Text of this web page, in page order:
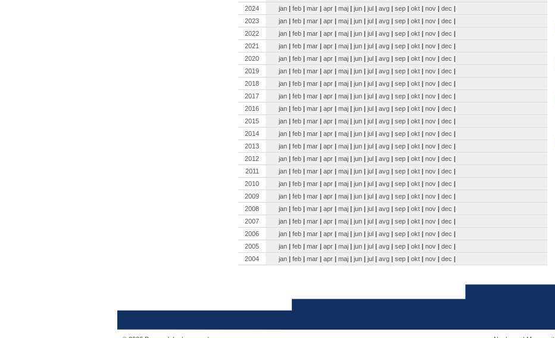
2024
jan | feb | mar | apr | maj | jun | jul | avg | sep | okt | nov | dec |
2023
jan | feb | mar | apr | maj | jun | jul | avg | sep | okt | nov | dec |
2022
jan | feb | mar | apr | maj | jun | jul | avg | sep | okt | nov | dec |
2021
jan | feb | mar | apr | maj | jun | jul | avg | sep | okt | nov | dec |
2020
jan | feb | mar | apr | maj | jun | jul | avg | sep | okt | nov | dec |
2019
jan | feb | mar | apr | maj | jun | jul | avg | sep | okt | nov | dec |
2018
jan | feb | mar | apr | maj | jun | jul | avg | sep | okt | nov | dec |
2017
jan | feb | mar | apr | maj | jun | jul | avg | sep | okt | nov | dec |
2016
jan | feb | mar | apr | maj | jun | jul | avg | sep | okt | nov | dec |
2015
jan | feb | mar | apr | maj | jun | jul | avg | sep | okt | nov | dec |
2014
jan | feb | mar | apr | maj | jun | jul | avg | sep | okt | nov | dec |
2013
jan | feb | mar | apr | maj | jun | jul | avg | sep | okt | nov | dec |
2012
jan | feb | mar | apr | maj | jun | jul | avg | sep | okt | nov | dec |
2011
jan | feb | mar | apr | maj | jun | jul | avg | sep | okt | nov | dec |
2010
jan | feb | mar | apr | maj | jun | jul | avg | sep | okt | nov | dec |
2009
jan | feb | mar | apr | maj | jun | jul | avg | sep | okt | nov | dec |
2008
jan | feb | mar | apr | maj | jun | jul | avg | sep | okt | nov | dec |
2007
jan | feb | mar | apr | maj | jun | jul | avg | sep | okt | nov | dec |
2006
jan | feb | mar | apr | maj | jun | jul | avg | sep | okt | nov | dec |
2005
jan | feb | mar | apr | maj | jun | jul | avg | sep | okt | nov | dec |
2004
jan | feb | mar | apr | maj | jun | jul | avg | sep | okt | nov | dec |